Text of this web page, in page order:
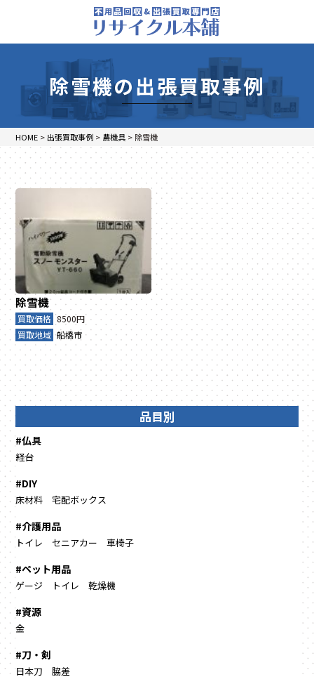
除雪機の出張買取事例
HOME > 出張買取事例 > 農機具 > 除雪機
除雪機
買取価格 8500円
買取地域 船橋市
品目別
#仏具
経台
#DIY
床材料 宅配ボックス
#介護用品
トイレ セニアカー 車椅子
#ペット用品
ゲージ トイレ 乾燥機
#資源
金
#刀・剣
日本刀 脇差